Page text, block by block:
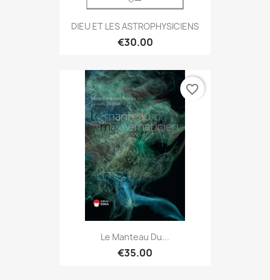
DIEU ET LES ASTROPHYSICIENS
€30.00
Le Manteau Du...
€35.00
favorite_border